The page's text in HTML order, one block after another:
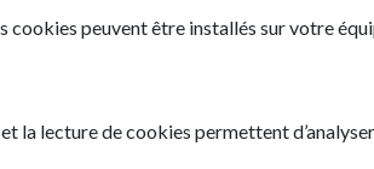
cookies peuvent être installés sur votre
la lecture de cookies permettent